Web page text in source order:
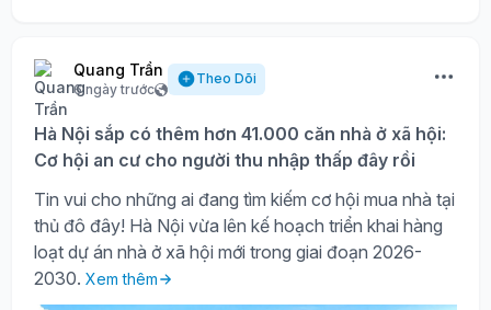
Quang Trần
6 ngày trước
Theo Dõi
Hà Nội sắp có thêm hơn 41.000 căn nhà ở xã hội:
Cơ hội an cư cho người thu nhập thấp đây rồi
Tin vui cho những ai đang tìm kiếm cơ hội mua nhà tại
thủ đô đây! Hà Nội vừa lên kế hoạch triển khai hàng
loạt dự án nhà ở xã hội mới trong giai đoạn 2026-
2030. Xem thêm